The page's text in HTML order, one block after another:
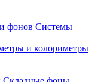
фонов Системы
и колориметры